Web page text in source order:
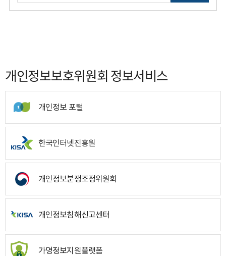
개인정보보호위원회 정보서비스
개인정보 포털
한국인터넷진흥원
개인정보분쟁조정위원회
개인정보침해신고센터
가명정보지원플랫폼